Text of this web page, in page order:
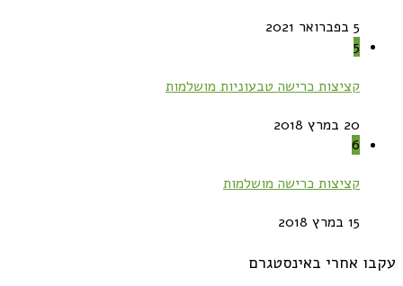
5 בפברואר 2021
5
קציצות כרישה טבעוניות מושלמות
20 במרץ 2018
6
קציצות כרישה מושלמות
15 במרץ 2018
עקבו אחרי באינסטגרם